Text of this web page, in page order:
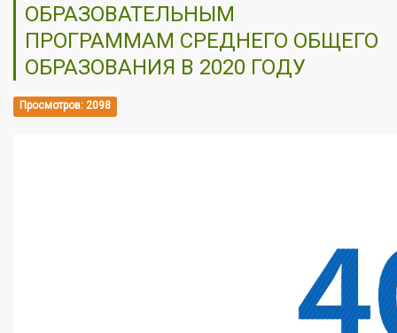
ОБРАЗОВАТЕЛЬНЫМ
ПРОГРАММАМ СРЕДНЕГО ОБЩЕГО
ОБРАЗОВАНИЯ В 2020 ГОДУ
Просмотров: 2098